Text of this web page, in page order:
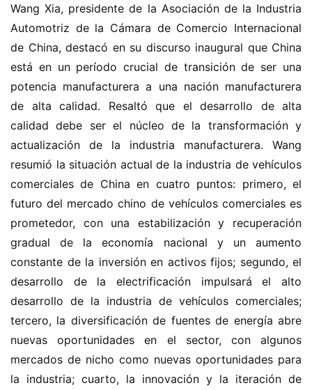
Wang Xia, presidente de la Asociación de la Industria
Automotriz de la Cámara de Comercio Internacional
de China, destacó en su discurso inaugural que China
está en un período crucial de transición de ser una
potencia manufacturera a una nación manufacturera
de alta calidad. Resaltó que el desarrollo de alta
calidad debe ser el núcleo de la transformación y
actualización de la industria manufacturera. Wang
resumió la situación actual de la industria de vehículos
comerciales de China en cuatro puntos: primero, el
futuro del mercado chino de vehículos comerciales es
prometedor, con una estabilización y recuperación
gradual de la economía nacional y un aumento
constante de la inversión en activos fijos; segundo, el
desarrollo de la electrificación impulsará el alto
desarrollo de la industria de vehículos comerciales;
tercero, la diversificación de fuentes de energía abre
nuevas oportunidades en el sector, con algunos
mercados de nicho como nuevas oportunidades para
la industria; cuarto, la innovación y la iteración de